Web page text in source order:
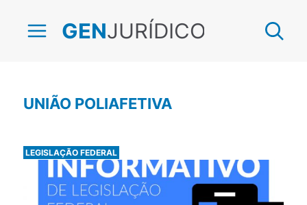
GENJURÍDICO
UNIÃO POLIAFETIVA
LEGISLAÇÃO FEDERAL